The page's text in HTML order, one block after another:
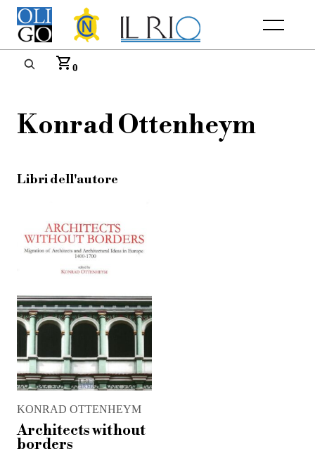
Menu
0
Konrad Ottenheym
Libri dell'autore
KONRAD OTTENHEYM
Architects without
borders